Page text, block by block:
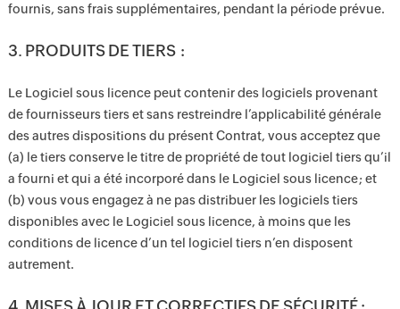
fournis, sans frais supplémentaires, pendant la période prévue.
3. PRODUITS DE TIERS :
Le Logiciel sous licence peut contenir des logiciels provenant
de fournisseurs tiers et sans restreindre l’applicabilité générale
des autres dispositions du présent Contrat, vous acceptez que
(a) le tiers conserve le titre de propriété de tout logiciel tiers qu’il
a fourni et qui a été incorporé dans le Logiciel sous licence ; et
(b) vous vous engagez à ne pas distribuer les logiciels tiers
disponibles avec le Logiciel sous licence, à moins que les
conditions de licence d’un tel logiciel tiers n’en disposent
autrement.